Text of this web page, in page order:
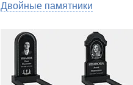
Двойные памятники